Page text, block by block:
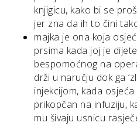
knjigicu, kako bi se
jer zna da ih to čini
majka je ona koja
prsima kada joj je
bespomoćnog na
drži u naručju dok ga
injekcijom, kada
prikopčan na infuziju,
mu šivaju usnicu